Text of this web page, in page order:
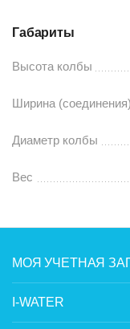
Габариты
Высота колбы
Ширина (соединения)
Диаметр колбы
Вес
МОЯ УЧЕТНАЯ
I-WATER